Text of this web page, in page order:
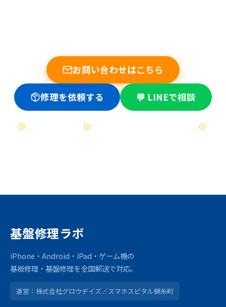
お問い合わせはこちら
修理を依頼する 💬 LINEで相談
基盤修理ラボ
iPhone・Android・iPad・ゲーム機の
基板修理・基盤修理を全国郵送で対応。
運営：株式会社グロウデイズ／スマホスピタル錦糸町